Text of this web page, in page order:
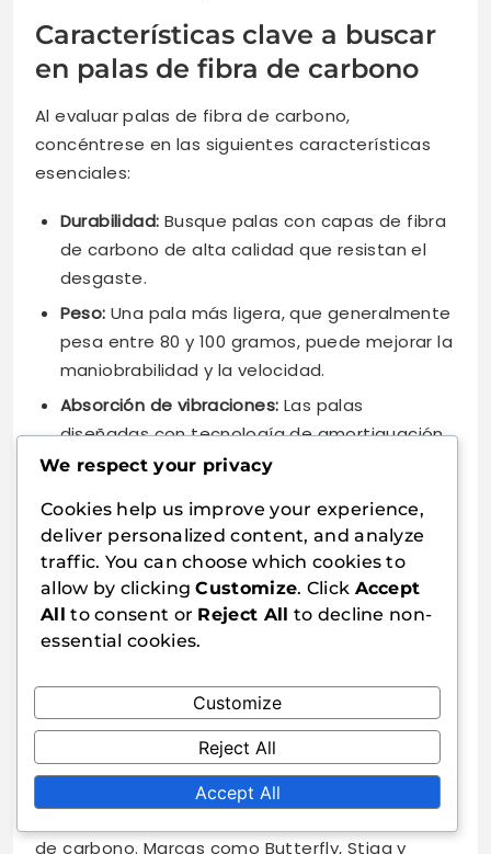
Características clave a buscar
en palas de fibra de carbono
Al evaluar palas de fibra de carbono,
concéntrese en las siguientes características
esenciales:
Durabilidad: Busque palas con capas de fibra
de carbono de alta calidad que resistan el
desgaste.
Peso: Una pala más ligera, que generalmente
pesa entre 80 y 100 gramos, puede mejorar la
maniobrabilidad y la velocidad.
Absorción de vibraciones: Las palas
diseñadas con tecnología de amortiguación
de vibraciones pueden mejorar la comodidad
Además, considere el estilo de agarre y la forma
del mango, ya que estos pueden afectar su
comodidad y control durante los partidos. Una
pala bien equilibrada proporcionará mejor
Reputación de la marca y
opiniones de los usuarios
Elegir una marca de renombre es crucial al
de carbono. Marcas como Butterfly, Stiga y
We respect your privacy
Cookies help us improve your experience,
deliver personalized content, and analyze
traffic. You can choose which cookies to
allow by clickingCustomize. Click Accept
All to consent or Reject All to decline non-
essential cookies.
Customize
Reject All
Accept All